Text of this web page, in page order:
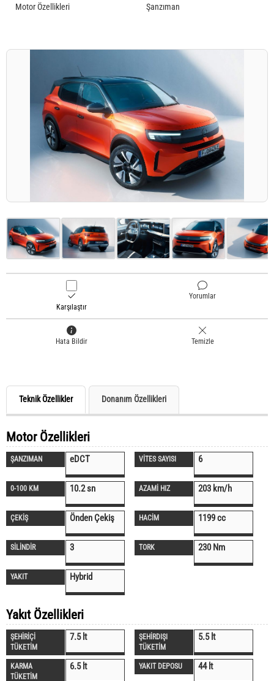
Motor Özellikleri Şanzıman
Karşılaştır
Yorumlar
Hata Bildir Temizle
Teknik Özellikler Donanım Özellikleri
Motor Özellikleri
ŞANZIMAN eDCT VİTES SAYISI 6
0-100 KM 10.2 sn AZAMİ HIZ 203 km/h
ÇEKİŞ Önden Çekiş HACİM 1199 cc
SİLİNDİR 3 TORK 230 Nm
YAKIT Hybrid
Yakıt Özellikleri
ŞEHİRİÇİ
TÜKETİM
7.5 lt
ŞEHİRDIŞI
TÜKETİM
5.5 lt
KARMA
TÜKETİM
6.5 lt YAKIT DEPOSU 44 lt